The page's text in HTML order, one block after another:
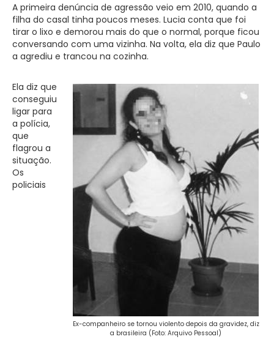
A primeira denúncia de agressão veio em 2010, quando a
filha do casal tinha poucos meses. Lucia conta que foi
tirar o lixo e demorou mais do que o normal, porque ficou
conversando com uma vizinha. Na volta, ela diz que Paulo
a agrediu e trancou na cozinha.
Ex-companheiro se tornou violento depois da gravidez, diz
a brasileira (Foto: Arquivo Pessoal)
Ela diz que
conseguiu
ligar para
a polícia,
que
flagrou a
situação.
Os
policiais